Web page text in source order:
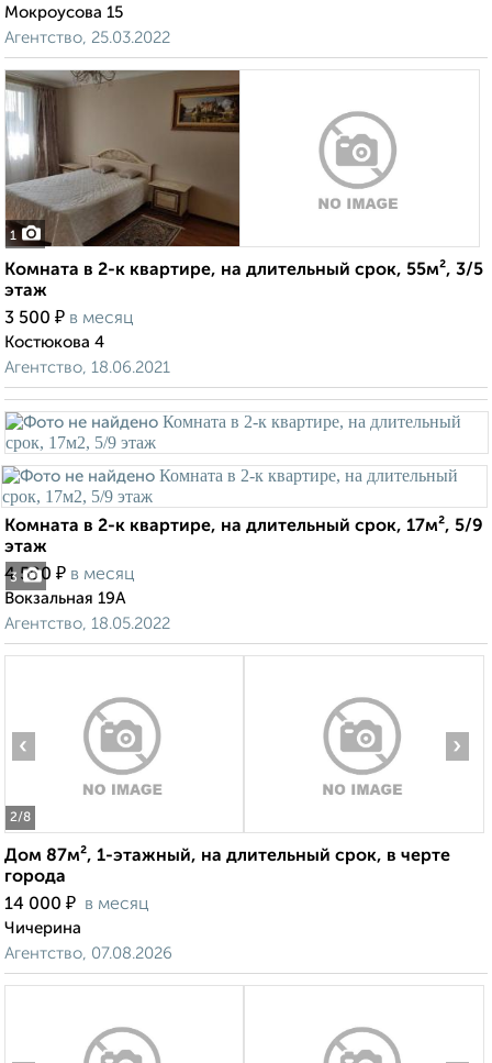
Мокроусова 15
Агентство, 25.03.2022
1
Комната в 2-к квартире, на длительный срок, 55м², 3/5
этаж
3 500 ₽ в месяц
Костюкова 4
Агентство, 18.06.2021
3
Комната в 2-к квартире, на длительный срок, 17м², 5/9
этаж
4 500 ₽ в месяц
Вокзальная 19А
Агентство, 18.05.2022
2/8
‹ ›
Дом 87м², 1-этажный, на длительный срок, в черте
города
14 000 ₽ в месяц
Чичерина
Агентство, 07.08.2026